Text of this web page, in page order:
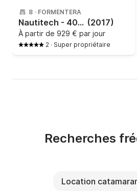
8 · FORMENTERA
Nautitech - 40 Open (2017)
À partir de 929 € par jour
2 · Super propriétaire
Recherches
Location